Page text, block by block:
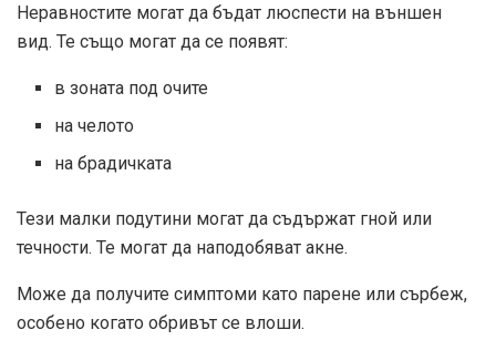
Неравностите могат да бъдат люспести на външен
вид. Те също могат да се появят:
в зоната под очите
на челото
на брадичката
Тези малки подутини могат да съдържат гной или
течности. Те могат да наподобяват акне.
Може да получите симптоми като парене или сърбеж,
особено когато обривът се влоши.